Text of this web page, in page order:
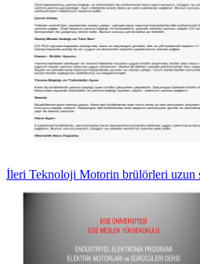
İleri Teknoloji Motorin brülörleri uzun